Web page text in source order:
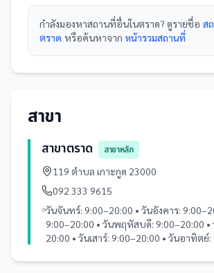
กำลังมองหาสถานที่อื่นในตราด? ดูรายชื่อ ส
ตราด หรือค้นหาจาก หน้ารวมสถานที่
สาขา
สาขาตราด
สาขาหลัก
119 ตำบล เกาะกูด 23000
092 333 9615
วันจันทร์: 9:00–20:00 • วันอังคาร:
9:00–20:00 • วันพฤหัสบดี: 9:00–20:00 •
20:00 • วันเสาร์: 9:00–20:00 • วันอาทิตย์